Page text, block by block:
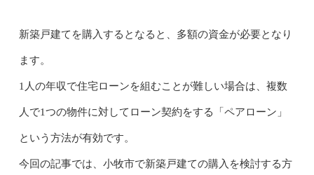
新築戸建てを購入するとなると、多額の資金が必要となり
ます。
1人の年収で住宅ローンを組むことが難しい場合は、複数
人で1つの物件に対してローン契約をする「ペアローン」
という方法が有効です。
今回の記事では、小牧市で新築戸建ての購入を検討する方